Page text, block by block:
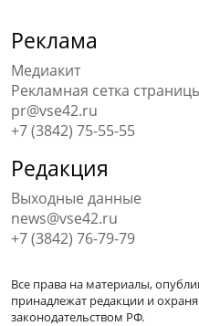
Реклама
Медиакит
Рекламная сетка
pr@vse42.ru
+7 (3842) 75-55-55
Редакция
Выходные данные
news@vse42.ru
+7 (3842) 76-79-79
Все права на материалы,
принадлежат редакции и
законодательством РФ.